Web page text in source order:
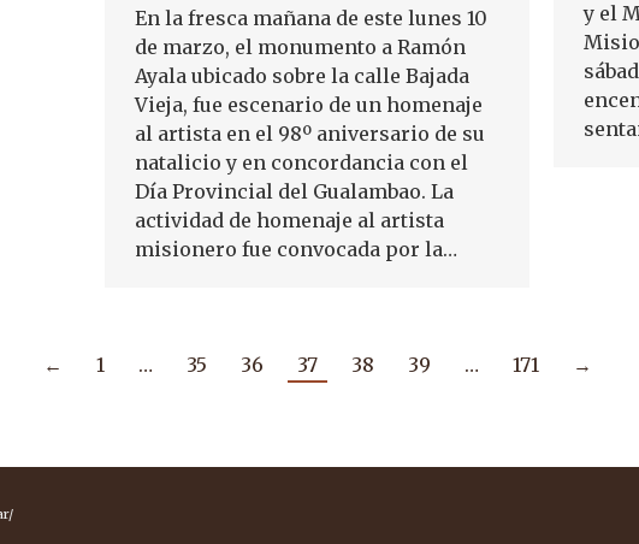
y el
En la fresca mañana de este lunes 10
de marzo, el monumento a Ramón
Ayala ubicado sobre la calle Bajada
Vieja, fue escenario de un homenaje
al artista en el 98º aniversario de su
natalicio y en concordancia con el
Día Provincial del Gualambao. La
actividad de homenaje al artista
misionero fue convocada por la…
← 1 … 35 36 37 38 39 … 171 →